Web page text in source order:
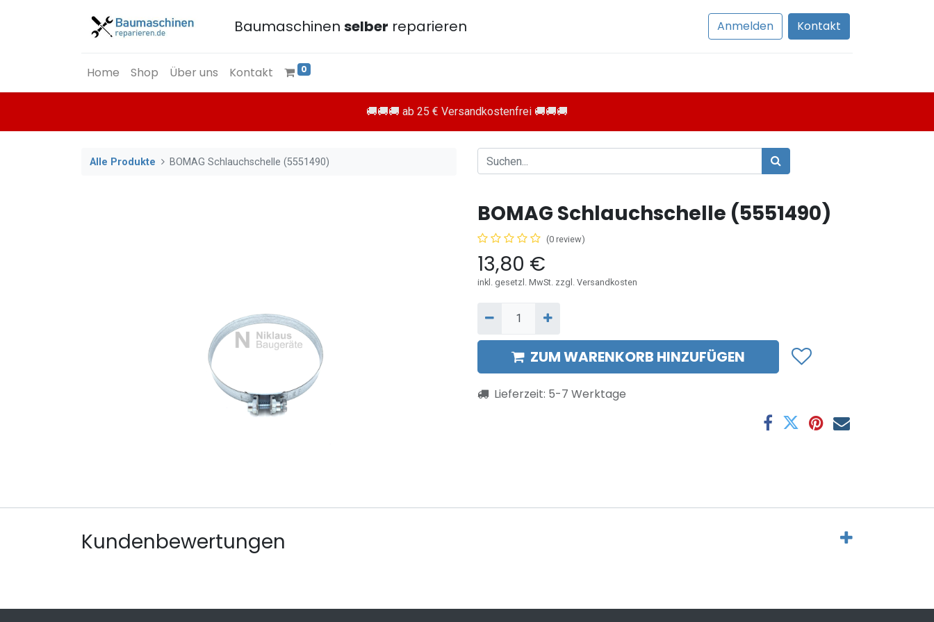
Baumaschinen selber reparieren Anmelden Kontakt
Home Shop Über uns Kontakt 0
🚚🚚🚚 ab 25 € Versandkostenfrei 🚚🚚🚚
Alle Produkte BOMAG Schlauchschelle (5551490)
BOMAG Schlauchschelle (5551490)
(0 review)
13,80 €
inkl. gesetzl. MwSt. zzgl. Versandkosten
ZUM WARENKORB HINZUFÜGEN
Lieferzeit: 5-7 Werktage
Kundenbewertungen